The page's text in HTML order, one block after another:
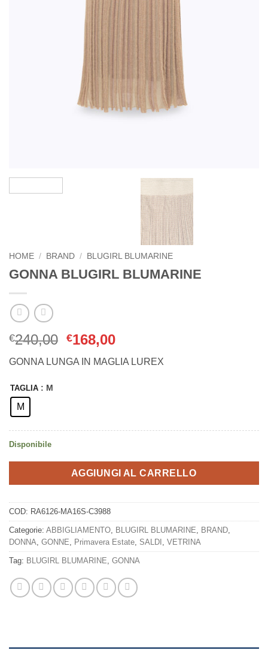
HOME / BRAND / BLUGIRL BLUMARINE
GONNA BLUGIRL BLUMARINE
€240,00 Il
originale
€168,00Il
attuale
GONNA LUNGA IN MAGLIA LUREX
TAGLIA : M
M
Disponibile
AGGIUNGI AL CARRELLO
COD: RA6126-MA16S-C3988
Categorie: ABBIGLIAMENTO, BLUGIRL BLUMARINE, BRAND,
DONNA, GONNE, Primavera Estate, SALDI , VETRINA
Tag: BLUGIRL BLUMARINE, GONNA